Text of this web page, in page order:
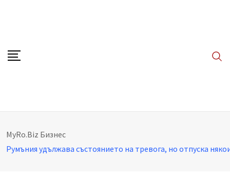
MyRo.Biz Бизнес